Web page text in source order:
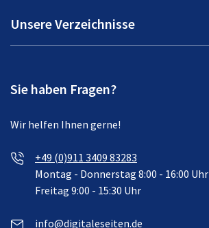
Unsere Verzeichnisse
Sie haben Fragen?
Wir helfen Ihnen gerne!
+49 (0)911 3409 83283
Montag - Donnerstag 8:00 - 16:00 Uhr
Freitag 9:00 - 15:30 Uhr
info@digitaleseiten.de